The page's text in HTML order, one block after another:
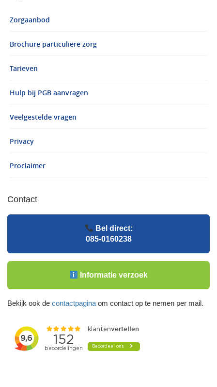
Zorgaanbod
Brochure particuliere zorg
Tarieven
Hulp bij PGB aanvragen
Veelgestelde vragen
Privacy
Proclaimer
Contact
Bel direct:
085-0160238
Informatie verzoek
Bekijk ook de contactpagina om contact op te nemen per mail.